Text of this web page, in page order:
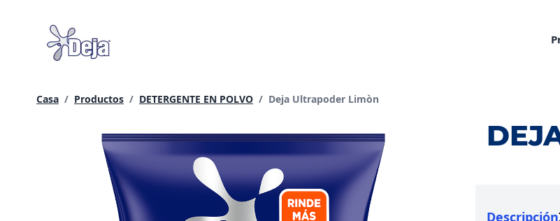
contenido
Casa / Productos​ / DETERGENTE EN POLVO / Página actual:
Deja Ultrapoder Limòn
Descripción